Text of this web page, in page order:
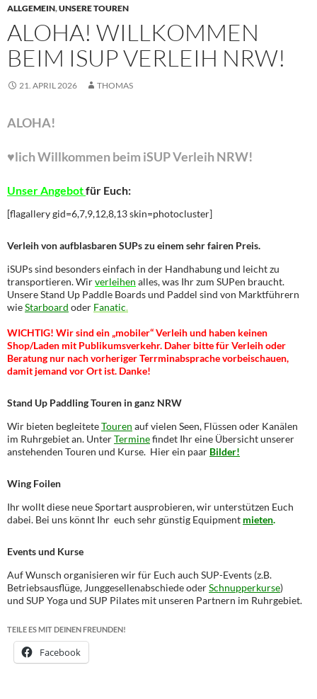
ALLGEMEIN,UNSERE TOUREN
ALOHA! WILLKOMMEN
BEIM ISUP VERLEIH NRW!
21. APRIL 2026 THOMAS
ALOHA!
♥lich Willkommen beim iSUP Verleih NRW!
Unser Angebotfür Euch:
[flagallery gid=6,7,9,12,8,13 skin=photocluster]
Verleih von aufblasbaren SUPszu einem sehr fairen Preis.
iSUPs sind besonders einfach in der Handhabung und leicht zu
transportieren. Wirverleihen alles, was Ihr zum SUPen braucht.
Unsere Stand Up Paddle Boards und Paddel sind von Marktführern
wieStarboard oder Fanatic.
WICHTIG! Wir sind ein „mobiler“ Verleih und haben keinen
Shop/Laden mit Publikumsverkehr. Daher bitte für Verleih oder
Beratung nur nach vorheriger Terrminabsprache vorbeischauen,
damit jemand vor Ort ist. Danke!
Stand Up Paddling Touren in ganz NRW
Wir bieten begleiteteTouren auf vielen Seen, Flüssen oder Kanälen
im Ruhrgebiet an. UnterTerminefindet Ihr eine Übersicht unserer
anstehenden Touren und Kurse. Hier ein paar Bilder!
Wing Foilen
Ihr wollt diese neue Sportart ausprobieren, wir unterstützen Euch
dabei. Bei uns könnt Ihr euch sehr günstig Equipment mieten.
Events und Kurse
Auf Wunsch organisieren wir für Euch auch SUP-Events (z.B.
Betriebsausflüge, Junggesellenabschiede oderSchnupperkurse)
und SUP Yoga und SUP Pilates mit unseren Partnern im Ruhrgebiet.
TEILE ES MIT DEINEN FREUNDEN!
Facebook